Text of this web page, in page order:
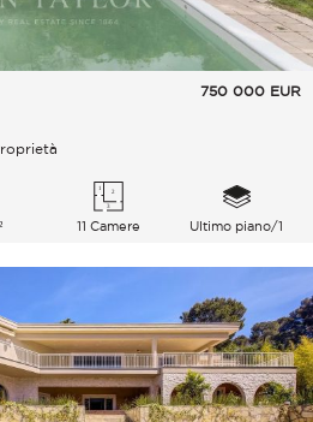
750 000 EUR
11 Camere Ultimo piano/1